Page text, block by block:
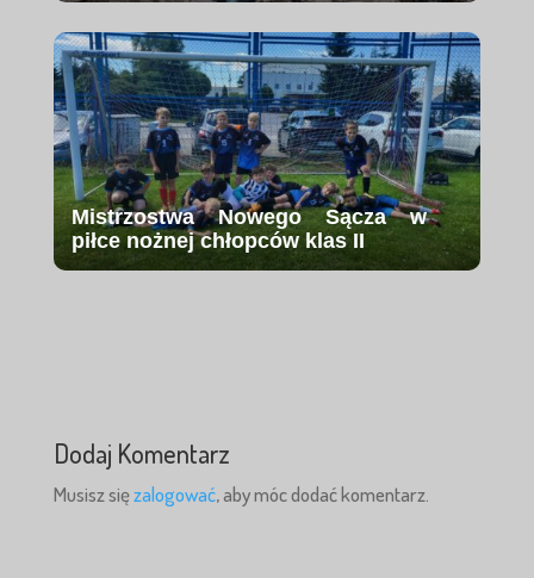
Mistrzostwa Nowego Sącza w
piłce nożnej chłopców klas II
Dodaj Komentarz
Musisz sięzalogować, aby móc dodać komentarz.